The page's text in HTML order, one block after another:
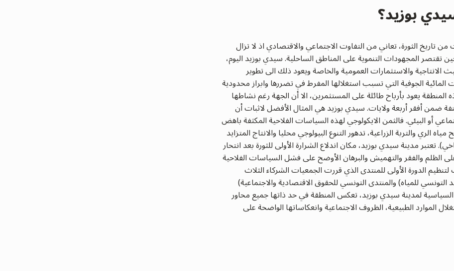
بوزيد؟
الثورة، تعاني من التفاوت الاجتماعي والاقتصادي اذ لا تزال
تقتصر المجهودات التنموية على المناطق الساحلية. سيدي بوزيد اليوم،
والاستثمارات العمومية والخاصة ويعود ذلك الى تطوير
المائية الجوفية التي تسبب استغلالها المفرط في تضررها وابراز محدودية
المنطقة يعود بأرباح طائلة على المستثمرين، الا أن الجهة رغم نشاطها
ضمن أفقر أربعة ولايات. سيدي بوزيد هي المثال الأفضل لاثبات أن
أو البيئي. فالثمن الايكولوجي لهذه السياسات الفلاحية المكثفة باهض
الري والتربة الزراعية، تدهور التنوع البيولوجي محليا والانتاج المتزايد
تعتبر مدينة سيدي بوزيد، مكان اندلاع الشرارة الأولى للثورة بعد انتحار
الظلم والفقر والتهميش والبرهان الأوضح على فشل السياسات الفلاحية
الدورة الأولى للمنتدى الذي قررت الجمعيات الشركاء الثلاث
والمنتدى التونسي للحقوق الاقتصادية والاجتماعية)
السياسية لمدينة سيدي بوزيد، تعكس المنطقة في حد ذاتها جميع محاور
الموارد الطبيعية، الظروف الاجتماعية وانعكاساتها الواضحة على